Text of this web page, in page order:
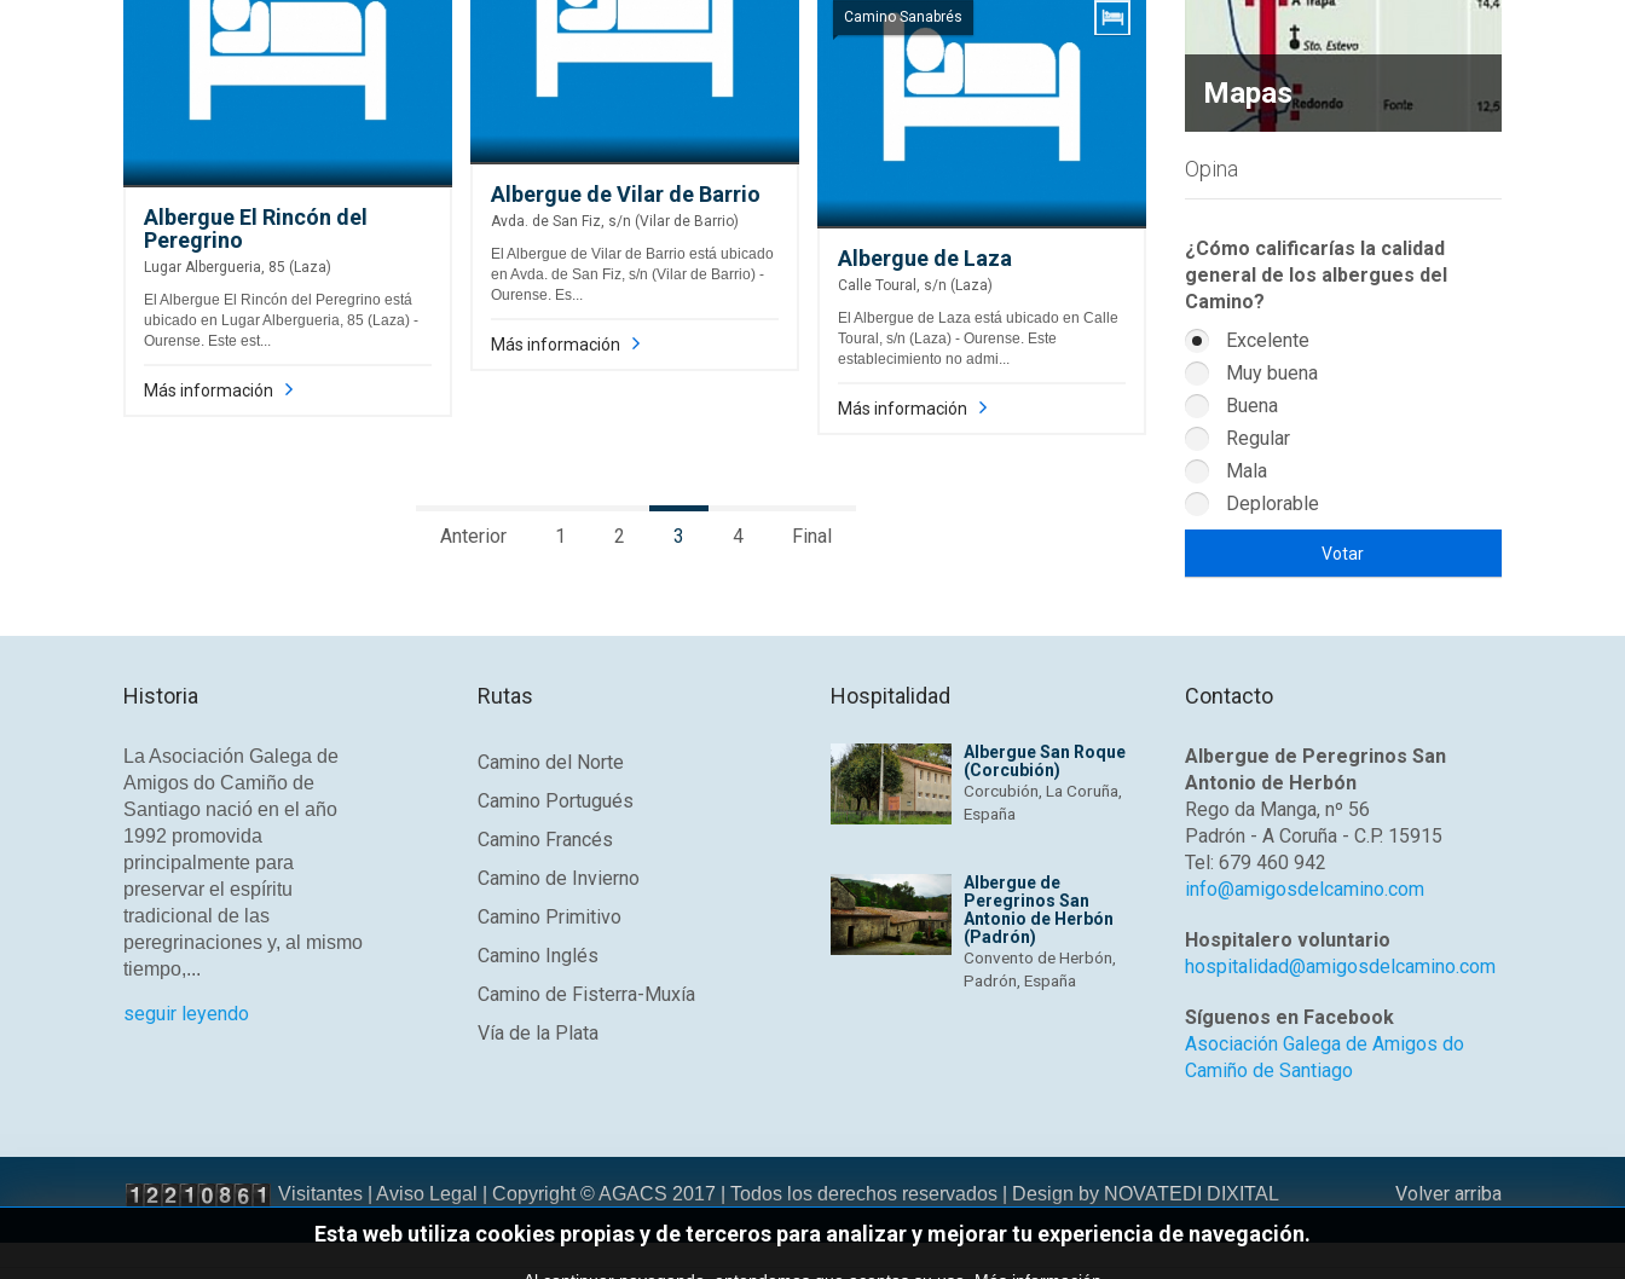
Albergue de Vilar de Barrio
Avda. de San Fiz, s/n (Vilar de Barrio)
El Albergue de Vilar de Barrio está ubicado
en Avda. de San Fiz, s/n (Vilar de Barrio) -
Ourense. Es...
Más información
Albergue El Rincón del
Peregrino
Lugar Albergueria, 85 (Laza)
El Albergue El Rincón del Peregrino está
ubicado en Lugar Albergueria, 85 (Laza) -
Ourense. Este est...
Más información
Camino Sanabrés
Albergue de Laza
Calle Toural, s/n (Laza)
El Albergue de Laza está ubicado en Calle
Toural, s/n (Laza) - Ourense. Este
establecimiento no admi...
Más información
Anterior 1 2 3 4 Final
Mapas
Opina
¿Cómo calificarías la calidad
general de los albergues del
Camino?
Excelente
Muy buena
Buena
Regular
Mala
Deplorable
Historia
La Asociación Galega de
Amigos do Camiño de
Santiago nació en el año
1992 promovida
principalmente para
preservar el espíritu
tradicional de las
peregrinaciones y, al mismo
tiempo,...
seguir leyendo
Rutas
Camino del Norte
Camino Portugués
Camino Francés
Camino de Invierno
Camino Primitivo
Camino Inglés
Camino de Fisterra-Muxía
Vía de la Plata
Hospitalidad
Albergue San Roque
(Corcubión)
Corcubión, La Coruña,
España
Albergue de
Peregrinos San
Antonio de Herbón
(Padrón)
Convento de Herbón,
Padrón, España
Contacto
Albergue de Peregrinos San
Antonio de Herbón
Rego da Manga, nº 56
Padrón - A Coruña - C.P. 15915
Tel: 679 460 942
info@amigosdelcamino.com
Hospitalero voluntario
hospitalidad@amigosdelcamino.com
Síguenos en Facebook
Asociación Galega de Amigos do
Camiño de Santiago
Volver arriba
Visitantes | Aviso Legal | Copyright © AGACS 2017 | Todos los derechos reservados | Design by NOVATEDI DIXITAL
Esta web utiliza cookies propias y de terceros para analizar y mejorar tu experiencia de navegación.